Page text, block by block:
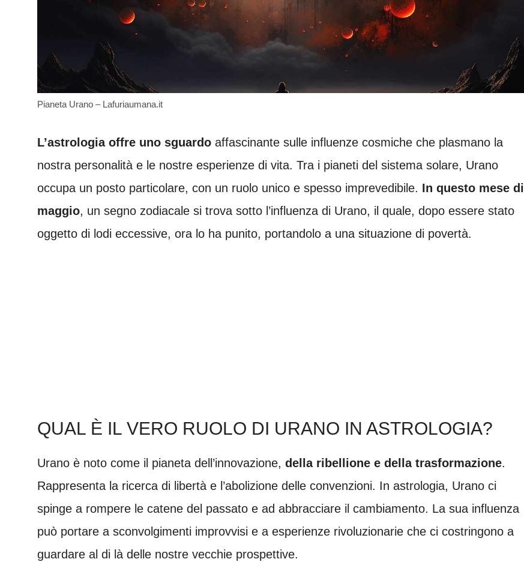
Pianeta Urano – Lafuriaumana.it
L’astrologia offre uno sguardo affascinante sulle influenze cosmiche che plasmano la
nostra personalità e le nostre esperienze di vita. Tra i pianeti del sistema solare, Urano
occupa un posto particolare, con un ruolo unico e spesso imprevedibile. In questo mese di
maggio, un segno zodiacale si trova sotto l’influenza di Urano, il quale, dopo essere stato
oggetto di lodi eccessive, ora lo ha punito, portandolo a una situazione di povertà.
QUAL È IL VERO RUOLO DI URANO IN ASTROLOGIA?
Urano è noto come il pianeta dell’innovazione, della ribellione e della trasformazione.
Rappresenta la ricerca di libertà e l’abolizione delle convenzioni. In astrologia, Urano ci
spinge a rompere le catene del passato e ad abbracciare il cambiamento. La sua influenza
può portare a sconvolgimenti improvvisi e a esperienze rivoluzionarie che ci costringono a
guardare al di là delle nostre vecchie prospettive.